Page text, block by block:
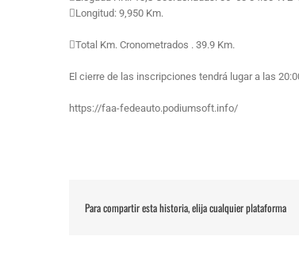
Longitud: 9,950 Km.
Total Km. Cronometrados . 39.9 Km.
El cierre de las inscripciones tendrá lugar a las
https://faa-fedeauto.podiumsoft.info/
Para compartir esta historia, elija cualquier plataforma